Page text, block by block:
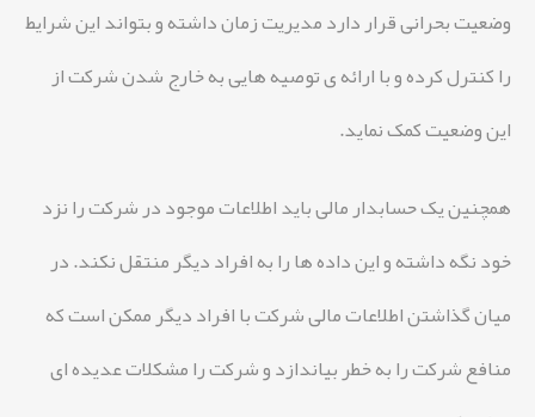
وضعیت بحرانی قرار دارد مدیریت زمان داشته و بتواند این شرایط
را کنترل کرده و با ارائه ی توصیه هایی به خارج شدن شرکت از
این وضعیت کمک نماید.
همچنین یک حسابدار مالی باید اطلاعات موجود در شرکت را نزد
خود نگه داشته و این داده ها را به افراد دیگر منتقل نکند. در
میان گذاشتن اطلاعات مالی شرکت با افراد دیگر ممکن است که
منافع شرکت را به خطر بیاندازد و شرکت را مشکلات عدیده ای